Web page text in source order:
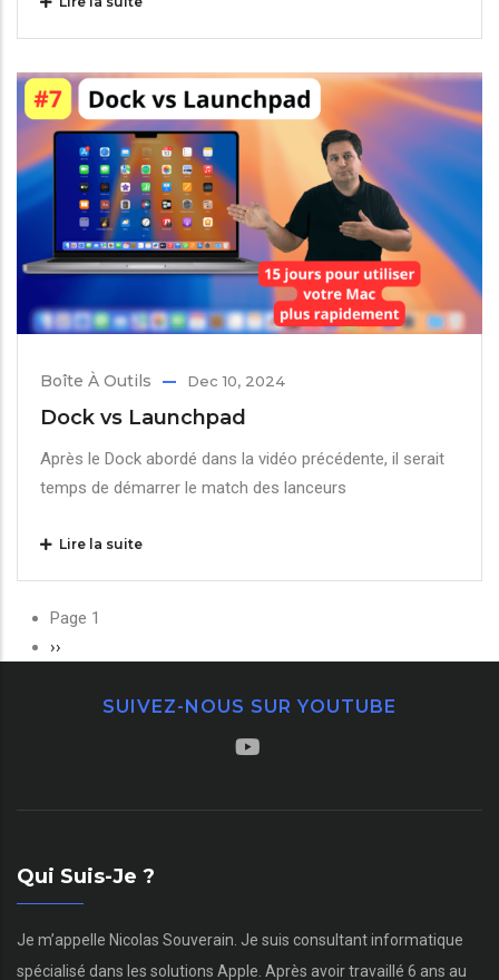
Boîte À Outils Dec 10, 2024
Dock vs Launchpad
Après le Dock abordé dans la vidéo précédente, il serait
temps de démarrer le match des lanceurs
Lire la suite
Pagination
Page 1
Page
››
SUIVEZ-NOUS SUR YOUTUBE
Qui Suis-Je ?
Je m’appelle Nicolas Souverain. Je suis consultant informatique
spécialisé dans les solutions Apple. Après avoir travaillé 6 ans au